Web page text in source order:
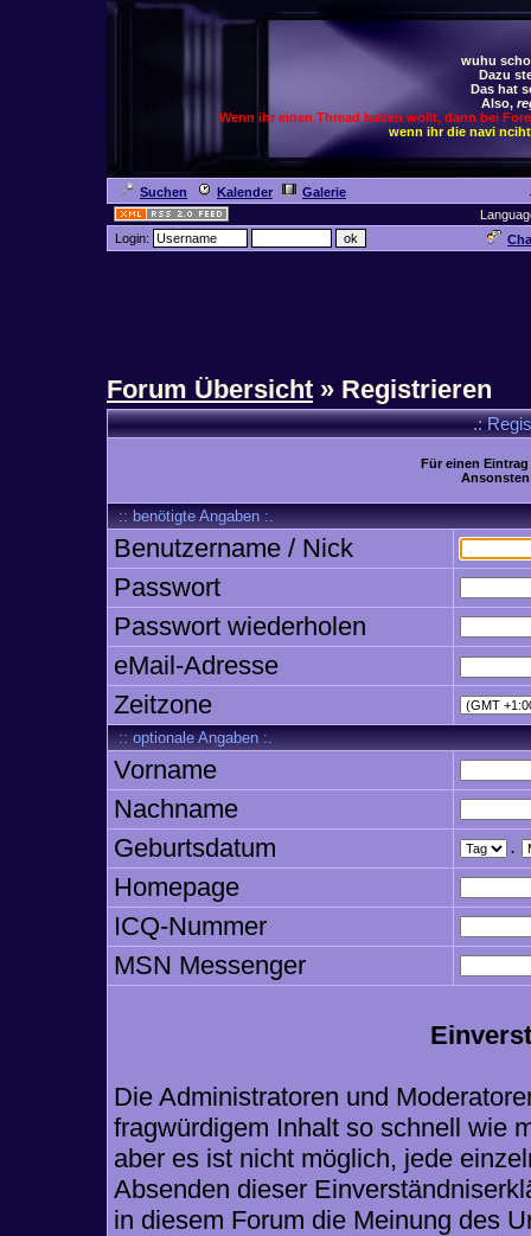
wuhu
Dazu
Das hat
Also,
Wenn ihr einen Thread haben wollt, dann bei
wenn ihr die navi
Suchen Kalender
Galerie
Login:
Forum Übersicht » Registrieren
.:
Für einen
:: benötigte Angaben :.
Benutzername / Nick
Passwort
Passwort wiederholen
eMail-Adresse
Zeitzone
:: optionale Angaben :.
Vorname
Nachname
Geburtsdatum
.
Homepage
ICQ-Nummer
MSN Messenger
Die Administratoren und
fragwürdigem Inhalt so schnell wie
aber es ist nicht möglich, jede
Absenden dieser
in diesem Forum die Meinung des